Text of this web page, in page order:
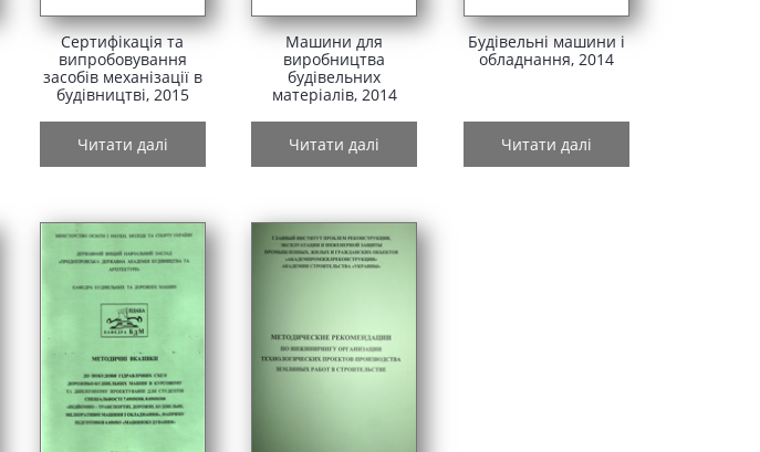
Сертифікація та
випробовування
засобів механізації в
будівництві, 2015
Читати далі
Машини для
виробництва
будівельних
матеріалів, 2014
Читати далі
Будівельні машини і
обладнання, 2014
Читати далі